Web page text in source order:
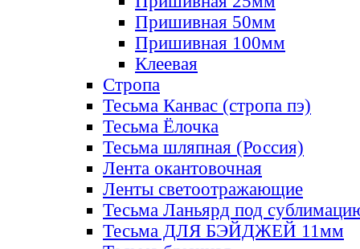
Пришивная 50мм
Пришивная 100мм
Клеевая
Стропа
Тесьма Канвас (стропа пэ)
Тесьма Ёлочка
Тесьма шляпная (Россия)
Лента окантовочная
Ленты светоотражающие
Тесьма Ланьярд под
Тесьма ДЛЯ БЭЙДЖЕЙ 11мм